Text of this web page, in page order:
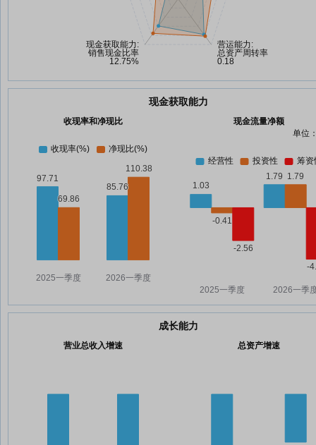
现金获取能力
收现率和净现比
现金流量净额
单位
成长能力
营业总收入增速 总资产增速